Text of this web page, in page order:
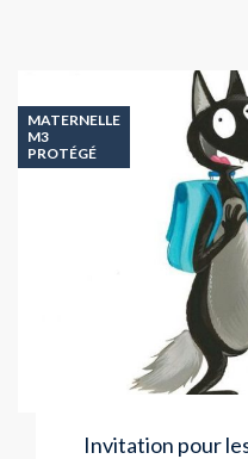
MATERNELLE
M3
PROTÉGÉ
Invitation pour